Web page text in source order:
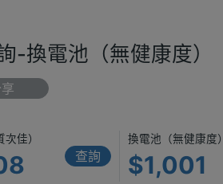
-換電池（無健康度）
佳）
查詢
換電池（無健康度）
$1,001